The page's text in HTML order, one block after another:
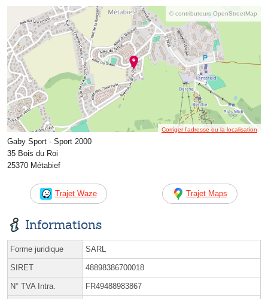
© contributeurs OpenStreetMap
Corriger l’adresse ou la localisation
Gaby Sport - Sport 2000
35 Bois du Roi
25370 Métabief
Trajet Waze Trajet Maps
Informations
Forme juridique SARL
SIRET 48898386700018
N° TVA Intra. FR49488983867